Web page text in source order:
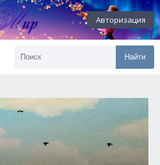
Авторизация
Найти